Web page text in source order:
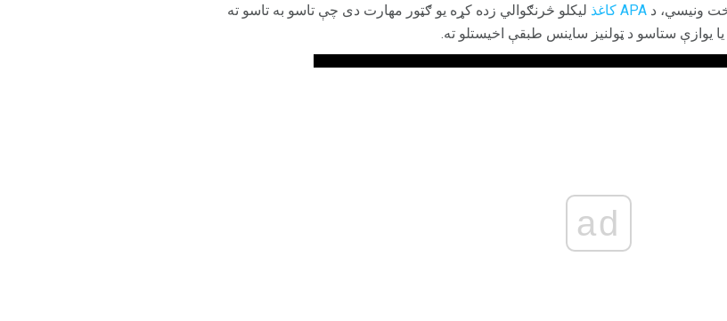
ونیسي، د APA کاغذ
لیکلو څرنګوالي زده کړه یو ګټور مهارت دی چې تاسو به تاسو ته
ستاسو د ټولنیز ساینس طبقې اخیستلو ته.
ad